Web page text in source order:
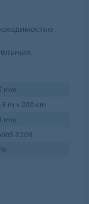
mm
m x 200 cm
mm
Y20R